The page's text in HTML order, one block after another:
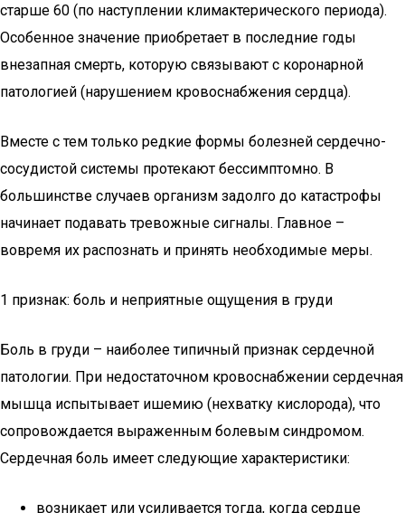
старше 60 (по наступлении климактерического периода).
Особенное значение приобретает в последние годы
внезапная смерть, которую связывают с коронарной
патологией (нарушением кровоснабжения сердца).
Вместе с тем только редкие формы болезней сердечно-
сосудистой системы протекают бессимптомно. В
большинстве случаев организм задолго до катастрофы
начинает подавать тревожные сигналы. Главное –
вовремя их распознать и принять необходимые меры.
1 признак: боль и неприятные ощущения в груди
Боль в груди – наиболее типичный признак сердечной
патологии. При недостаточном кровоснабжении сердечная
мышца испытывает ишемию (нехватку кислорода), что
сопровождается выраженным болевым синдромом.
Сердечная боль имеет следующие характеристики:
возникает или усиливается тогда, когда сердце